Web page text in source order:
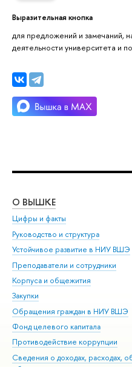
Выразительная кнопка
для предложений и замечаний,
деятельности университета и
О ВЫШКЕ
Цифры и факты
Руководство и структура
Устойчивое развитие в НИУ ВШЭ
Преподаватели и сотрудники
Корпуса и общежития
Закупки
Обращения граждан в НИУ ВШЭ
Фонд целевого капитала
Противодействие коррупции
Сведения о доходах, расходах,